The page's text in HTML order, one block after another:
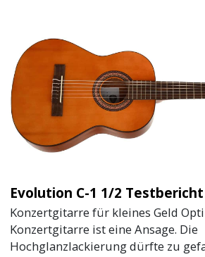
Evolution C-1 1/2 Testbericht
Konzertgitarre für kleines Geld
Konzertgitarre ist eine Ansage. Die
Hochglanzlackierung dürfte zu